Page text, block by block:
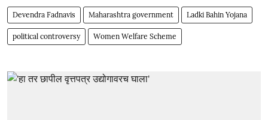
Devendra Fadnavis Maharashtra government Ladki Bahin Yojana
political controversy Women Welfare Scheme